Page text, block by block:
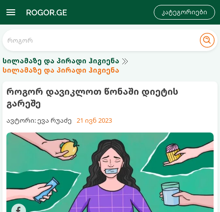
კატეგორიები
სილამაზე და პირადი ჰიგიენა
სილამაზე და პირადი ჰიგიენა
როგორ დავიკლოთ წონაში დიეტის
გარეშე
ავტორი: ევა რუაძე 21 ივნ 2023